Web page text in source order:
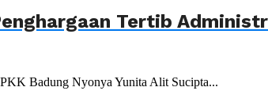
Tertib
Badung Nyonya Yunita Alit Sucipta...